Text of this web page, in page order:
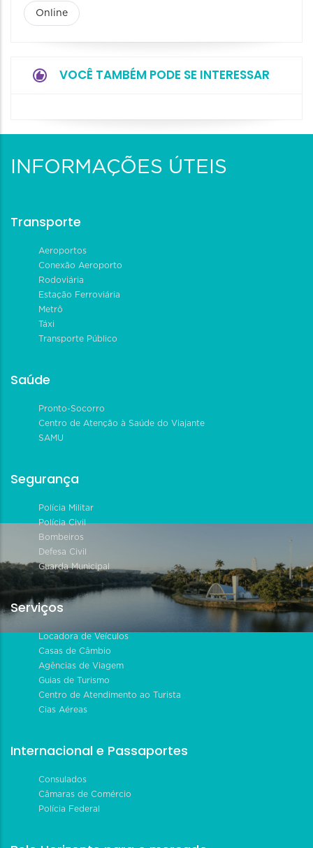
Online
VOCÊ TAMBÉM PODE SE INTERESSAR
INFORMAÇÕES ÚTEIS
Transporte
Aeroportos
Conexão Aeroporto
Rodoviária
Estação Ferroviária
Metrô
Táxi
Transporte Público
Saúde
Pronto-Socorro
Centro de Atenção à Saúde do Viajante
SAMU
Segurança
Polícia Militar
Polícia Civil
Bombeiros
Defesa Civil
Guarda Municipal
Serviços
Locadora de Veículos
Casas de Câmbio
Agências de Viagem
Guias de Turismo
Centro de Atendimento ao Turista
Cias Aéreas
Internacional e Passaportes
Consulados
Câmaras de Comércio
Polícia Federal